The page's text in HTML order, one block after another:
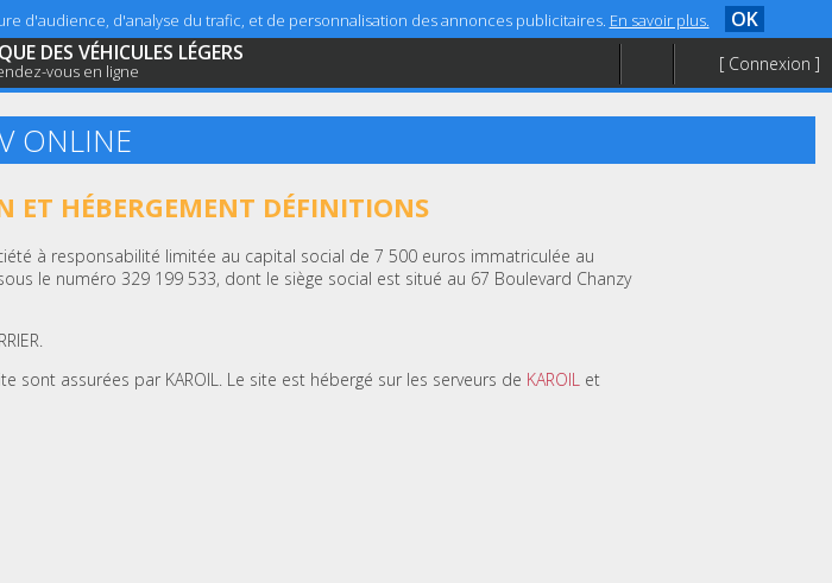
d'audience, d'analyse du trafic, et de personnalisation des annonces publicitaires. En savoir plus. OK
DES VÉHICULES LÉGERS
vous en ligne [ Connexion ]
ONLINE
ET HÉBERGEMENT DÉFINITIONS
à responsabilité limitée au capital social de 7 500 euros immatriculée au
le numéro 329 199 533, dont le siège social est situé au 67 Boulevard Chanzy
sont assurées par KAROIL. Le site est hébergé sur les serveurs de KAROIL et